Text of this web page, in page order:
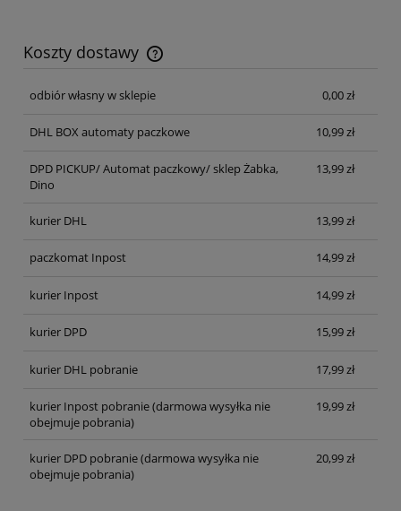
Koszty dostawy
Cena nie zawiera ewentualnych kosztów płatności
odbiór własny w sklepie
0,00 zł
DHL BOX automaty paczkowe 10,99 zł
DPD PICKUP/ Automat paczkowy/ sklep Żabka,
Dino
13,99 zł
kurier DHL 13,99 zł
paczkomat Inpost 14,99 zł
kurier Inpost 14,99 zł
kurier DPD 15,99 zł
kurier DHL pobranie 17,99 zł
kurier Inpost pobranie(darmowa wysyłka nie
obejmuje pobrania)
19,99 zł
kurier DPD pobranie(darmowa wysyłka nie
obejmuje pobrania)
20,99 zł